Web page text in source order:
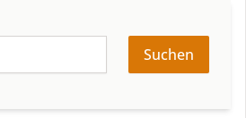
Suchen